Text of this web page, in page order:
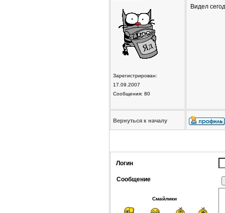
Зарегистрирован:
17.09.2007
Сообщения: 80
Видел
Вернуться к началу
Логин
Сообщение
Смайлики